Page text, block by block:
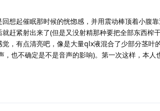
想起催眠那时候的恍惚感，并用震动棒顶着小腹
赶紧射出来了(但是又没射精那种要把全部东西榨
，有点清亮吧，像是大量qlx液混合了少部分茎叶
也不确定是不是音声的影响)。第一次这样，本人